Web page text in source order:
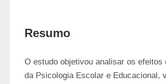
Resumo
O estudo objetivou analisar os
da Psicologia Escolar e Educacional,